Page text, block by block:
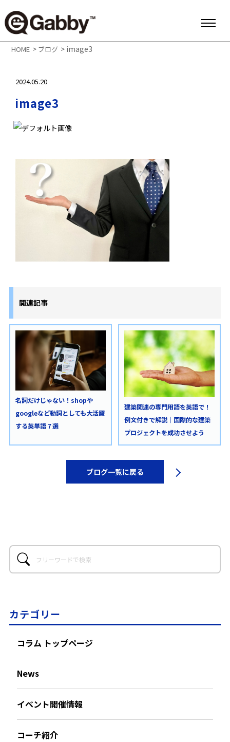
HOME > ブログ > image3
2024.05.20
image3
関連記事
名詞だけじゃない！shopや
googleなど動詞としても大活躍
する英単語７選
建築関連の専門用語を英語で！
例文付きで解説｜国際的な建築
プロジェクトを成功させよう
ブログ一覧に戻る
カテゴリー
コラム トップページ
News
イベント開催情報
コーチ紹介